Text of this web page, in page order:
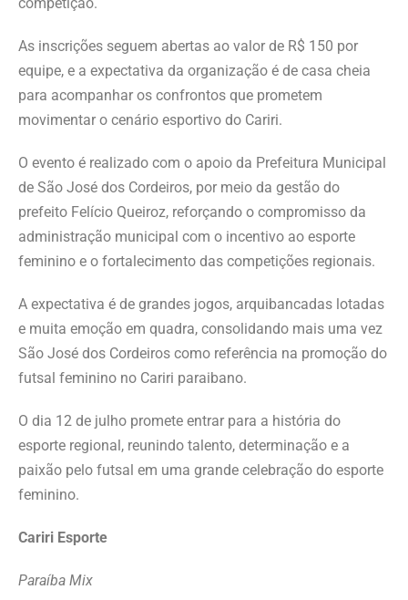
As inscrições seguem abertas ao valor de R$ 150 por
equipe, e a expectativa da organização é de casa cheia
para acompanhar os confrontos que prometem
movimentar o cenário esportivo do Cariri.
O evento é realizado com o apoio da Prefeitura Municipal
de São José dos Cordeiros, por meio da gestão do
prefeito Felício Queiroz, reforçando o compromisso da
administração municipal com o incentivo ao esporte
feminino e o fortalecimento das competições regionais.
A expectativa é de grandes jogos, arquibancadas lotadas
e muita emoção em quadra, consolidando mais uma vez
São José dos Cordeiros como referência na promoção do
futsal feminino no Cariri paraibano.
O dia 12 de julho promete entrar para a história do
esporte regional, reunindo talento, determinação e a
paixão pelo futsal em uma grande celebração do esporte
feminino.
Cariri Esporte
Paraíba Mix